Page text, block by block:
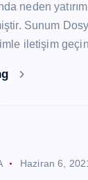
neden
Sunum
iletişim
Haziran 6,